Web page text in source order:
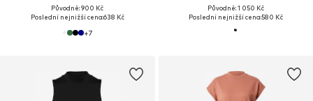
Původně: 900 Kč
Poslední nejnižší cena:638 Kč
+7
Původně: 1 050 Kč
Poslední nejnižší cena:580 Kč